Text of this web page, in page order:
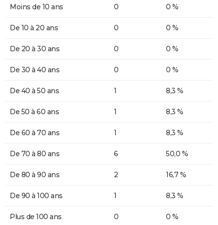
Moins de 10 ans 0 0 %
De 10 à 20 ans 0 0 %
De 20 à 30 ans 0 0 %
De 30 à 40 ans 0 0 %
De 40 à 50 ans 1 8,3 %
De 50 à 60 ans 1 8,3 %
De 60 à 70 ans 1 8,3 %
De 70 à 80 ans 6 50,0 %
De 80 à 90 ans 2 16,7 %
De 90 à 100 ans 1 8,3 %
Plus de 100 ans 0 0 %